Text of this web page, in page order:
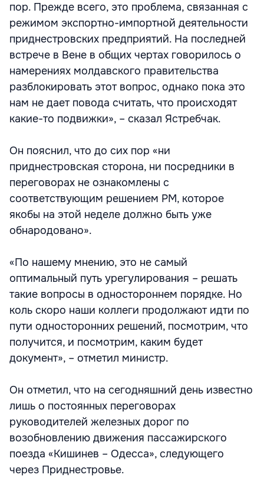
пор. Прежде всего, это проблема, связанная с
режимом экспортно-импортной деятельности
приднестровских предприятий. На последней
встрече в Вене в общих чертах говорилось о
намерениях молдавского правительства
разблокировать этот вопрос, однако пока это
нам не дает повода считать, что происходят
какие-то подвижки», – сказал Ястребчак.
Он пояснил, что до сих пор «ни
приднестровская сторона, ни посредники в
переговорах не ознакомлены с
соответствующим решением РМ, которое
якобы на этой неделе должно быть уже
обнародовано».
«По нашему мнению, это не самый
оптимальный путь урегулирования – решать
такие вопросы в одностороннем порядке. Но
коль скоро наши коллеги продолжают идти по
пути односторонних решений, посмотрим, что
получится, и посмотрим, каким будет
документ», – отметил министр.
Он отметил, что на сегодняшний день известно
лишь о постоянных переговорах
руководителей железных дорог по
возобновлению движения пассажирского
поезда «Кишинев – Одесса», следующего
через Приднестровье.